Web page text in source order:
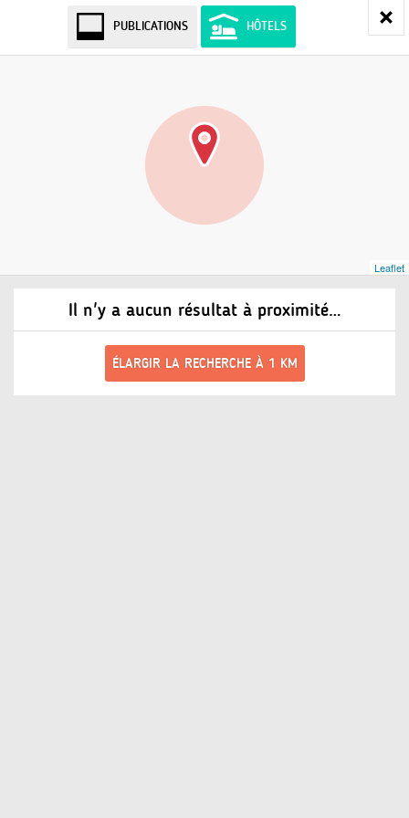
PUBLICATIONS HÔTELS
Il n'y a aucun résultat à proximité…
ÉLARGIR LA RECHERCHE À 1 KM
Leaflet